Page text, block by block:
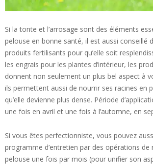
Si la tonte et l’arrosage sont des éléments
pelouse en bonne santé, il est aussi conseillé
produits fertilisants pour qu’elle soit
les engrais pour les plantes d’intérieur, les
donnent non seulement un plus bel aspect à
ils permettent aussi de nourrir ses racines en
qu’elle devienne plus dense. Période
une fois en avril et une fois à l’automne, en
Si vous êtes perfectionniste, vous pouvez
programme d’entretien par des opérations de
pelouse une fois par mois (pour unifier son